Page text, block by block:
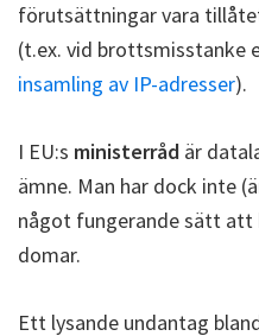
förutsättningar vara
(t.ex. vid brottsmisstanke
insamling av IP-adresser).
I EU:s ministerråd är
ämne. Man har dock inte
något fungerande sätt att
domar.
Ett lysande undantag